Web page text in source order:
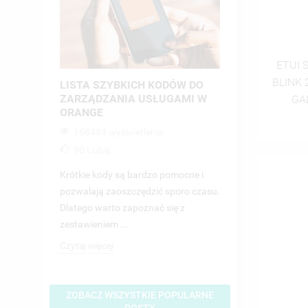
LISTA SZYBKICH KODÓW DO
ZARZĄDZANIA USŁUGAMI W
ORANGE
Krótkie kody są bardzo pomocne i
pozwalają zaoszczędzić sporo czasu.
Dlatego warto zapoznać się z
zestawieniem ...
JAK
89460
konsekwencje
ZOBACZ WSZYSTKIE POPULARNE
ETUI
BLINK